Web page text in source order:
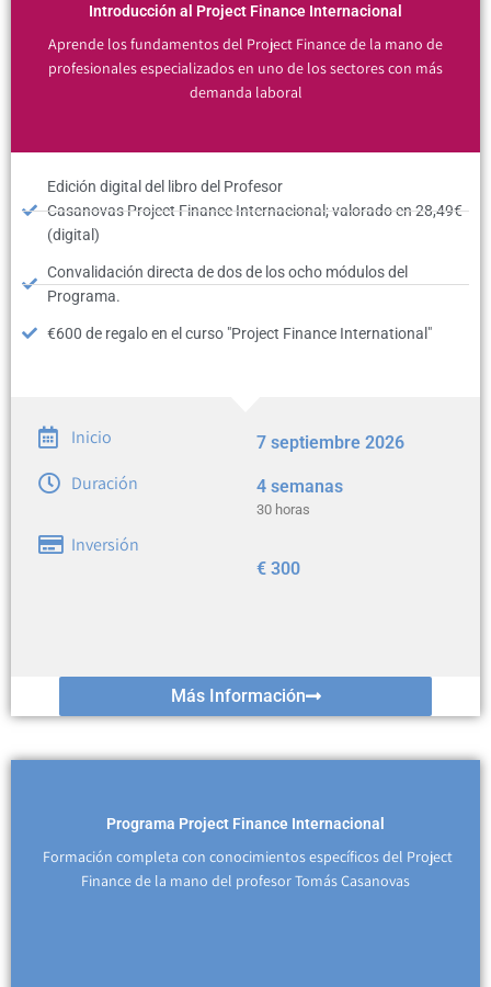
Introducción al Project Finance Internacional
Aprende los fundamentos del Project Finance de la mano de
profesionales especializados en uno de los sectores con más
demanda laboral
Edición digital del libro del Profesor
Casanovas Project Finance Internacional; valorado en 28,49€
(digital)
Convalidación directa de dos de los ocho módulos del
Programa.
€600 de regalo en el curso "Project Finance International"
Inicio
Duración
Inversión
7 septiembre 2026
4 semanas
30 horas
€ 300
Más Información
Programa Project Finance Internacional
Formación completa con conocimientos específicos del Project
Finance de la mano del profesor Tomás Casanovas